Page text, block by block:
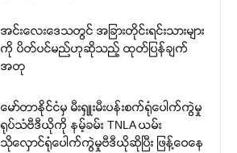
အင်းလေးဒေသတွင် အခြားတိုင်းရင်းသားများ
ကို ပိတ်ပင်မည်ဟုဆိုသည့် ထုတ်ပြန်ချက်
အတု
မော်တာနိုင်ငံမှ မီးရှူးမီးပန်းစက်ရုံပေါက်ကွဲမှု
ရုပ်သံဗီဒီယိုကို နမ့်ခမ်း TNLA ယမ်း
သိုလှောင်ရုံပေါက်ကွဲမှုဗီဒီယိုဆိုပြီး ဖြန့်ဝေနေ